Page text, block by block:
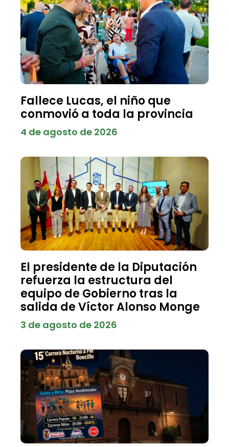
Fallece Lucas, el niño que
conmovió a toda la provincia
4 de agosto de 2026
El presidente de la Diputación
refuerza la estructura del
equipo de Gobierno tras la
salida de Víctor Alonso Monge
3 de agosto de 2026